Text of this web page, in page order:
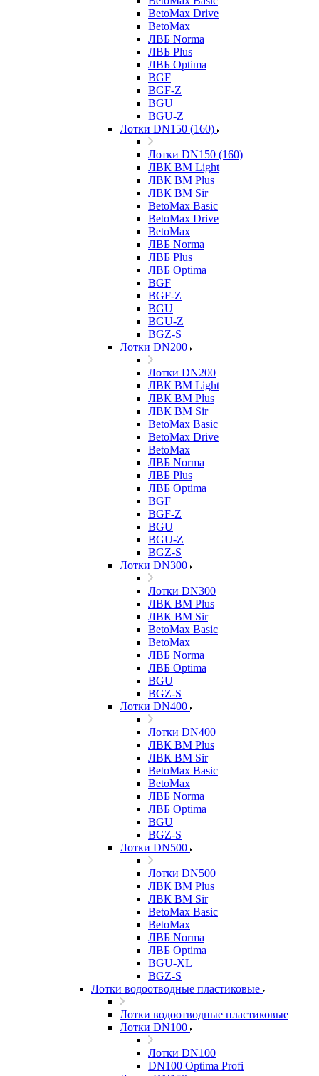
BetoMax Drive
BetoMax
ЛВБ Norma
ЛВБ Plus
ЛВБ Optima
BGF
BGF-Z
BGU
BGU-Z
Лотки DN150 (160)
Лотки DN150 (160)
ЛВК ВМ Light
ЛВК ВМ Plus
ЛВК ВМ Sir
BetoMax Basic
BetoMax Drive
BetoMax
ЛВБ Norma
ЛВБ Plus
ЛВБ Optima
BGF
BGF-Z
BGU
BGU-Z
BGZ-S
Лотки DN200
Лотки DN200
ЛВК ВМ Light
ЛВК ВМ Plus
ЛВК ВМ Sir
BetoMax Basic
BetoMax Drive
BetoMax
ЛВБ Norma
ЛВБ Plus
ЛВБ Optima
BGF
BGF-Z
BGU
BGU-Z
BGZ-S
Лотки DN300
Лотки DN300
ЛВК ВМ Plus
ЛВК ВМ Sir
BetoMax Basic
BetoMax
ЛВБ Norma
ЛВБ Optima
BGU
BGZ-S
Лотки DN400
Лотки DN400
ЛВК ВМ Plus
ЛВК ВМ Sir
BetoMax Basic
BetoMax
ЛВБ Norma
ЛВБ Optima
BGU
BGZ-S
Лотки DN500
Лотки DN500
ЛВК ВМ Plus
ЛВК ВМ Sir
BetoMax Basic
BetoMax
ЛВБ Norma
ЛВБ Optima
BGU-XL
BGZ-S
Лотки водоотводные пластиковые
Лотки водоотводные пластиковые
Лотки DN100
Лотки DN100
DN100 Optima Profi